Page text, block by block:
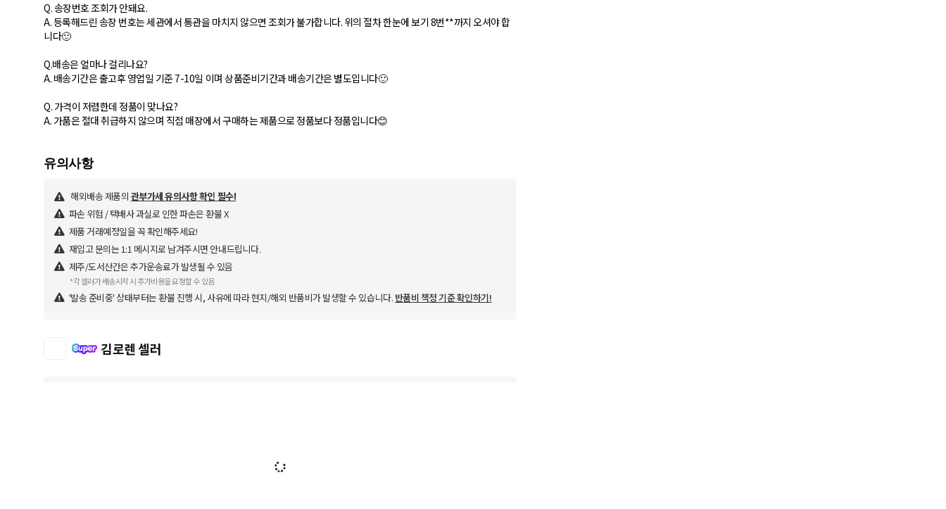
Q. 송장번호 조회가 안돼요.
A. 등록해드린 송장 번호는 세관에서 통관을 마치지 않으면 조회가 불가합니다. 위의 절차 한눈에 보기 8번**까지 오셔야 합
니다🙂
Q.배송은 얼마나 걸리나요?
A. 배송기간은 출고후 영업일 기준 7-10일 이며 상품준비기간과 배송기간은 별도입니다🙂
Q. 가격이 저렴한데 정품이 맞나요?
A. 가품은 절대 취급하지 않으며 직접 매장에서 구매하는 제품으로 정품보다 정품입니다😊
유의사항
해외배송 제품의 관부가세 유의사항 확인 필수!
파손 위험 / 택배사 과실로 인한 파손은 환불 X
제품 거래예정일을 꼭 확인해주세요!
재입고 문의는 1:1 메시지로 남겨주시면 안내드립니다.
제주/도서산간은 추가운송료가 발생될 수 있음
*각 셀러가 배송시작 시 추가비용을 요청할 수 있음
'발송 준비중' 상태부터는 환불 진행 시, 사유에 따라 현지/해외 반품비가 발생할 수 있습니다. 반품비 책정 기준 확인하기!
김로렌 셀러